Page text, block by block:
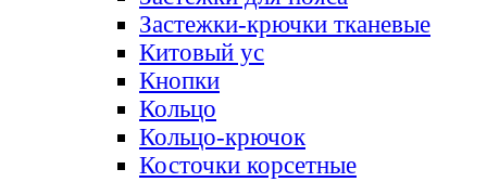
Застежки-крючки тканевые
Китовый ус
Кнопки
Кольцо
Кольцо-крючок
Косточки корсетные